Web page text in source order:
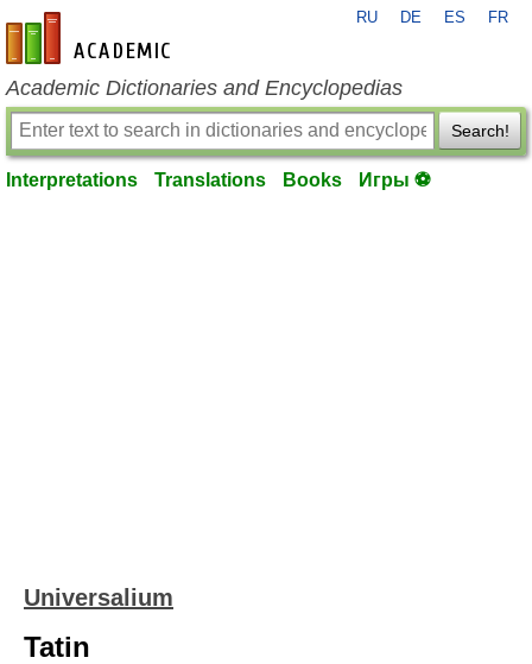
en-academic.com
RU DE ES FR
Academic Dictionaries and Encyclopedias
Search!
Interpretations Translations Books Игры ⚽
Universalium
Tatin